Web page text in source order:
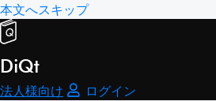
本文へスキップ
DiQt
法人様向け
ログイン